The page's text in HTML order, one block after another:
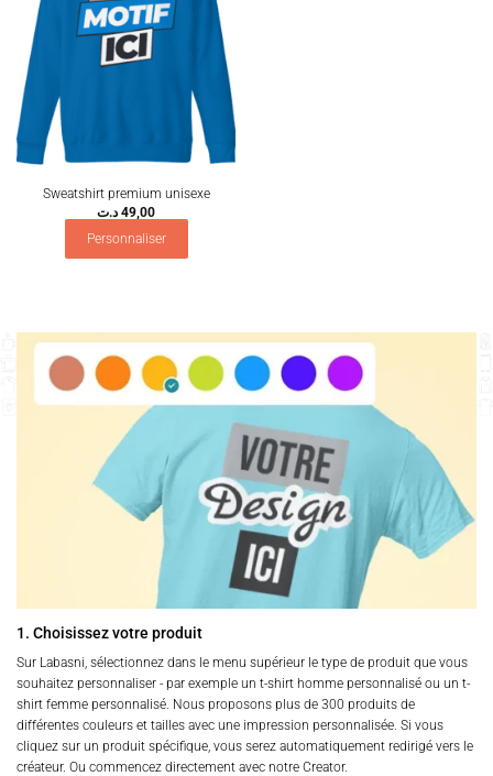
Sweatshirt premium unisexe
49,00 د.ت
Personnaliser
1. Choisissez votre produit
Sur Labasni, sélectionnez dans le menu supérieur le type de produit que vous
souhaitez personnaliser - par exemple un t-shirt homme personnalisé ou un t-
shirt femme personnalisé. Nous proposons plus de 300 produits de
différentes couleurs et tailles avec une impression personnalisée. Si vous
cliquez sur un produit spécifique, vous serez automatiquement redirigé vers le
créateur. Ou commencez directement avec notre Creator.